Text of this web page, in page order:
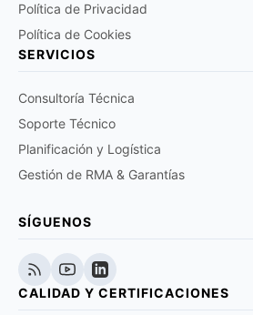
Política de Privacidad
Política de Cookies
SERVICIOS
Consultoría Técnica
Soporte Técnico
Planificación y Logística
Gestión de RMA & Garantías
SÍGUENOS
CALIDAD Y CERTIFICACIONES